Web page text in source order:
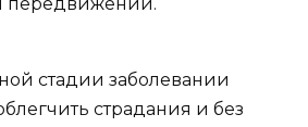
стадии заболевании
страдания и без